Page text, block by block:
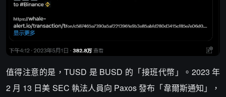
值得注意的是，TUSD 是 BUSD 的「接班代幣」。2023 年
2 月 13 日美 SEC 執法人員向 Paxos 發布「韋爾斯通知」，